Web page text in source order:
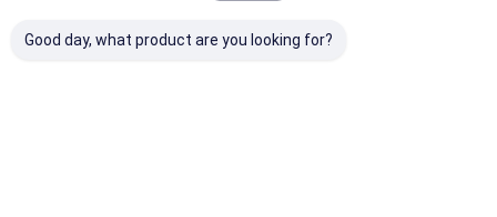
Good day, what product are you looking for?